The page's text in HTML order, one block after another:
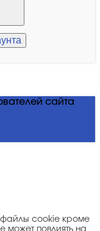
сайта
файлы cookie кроме